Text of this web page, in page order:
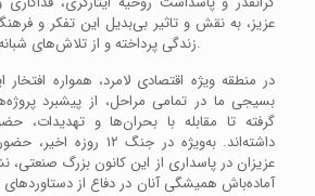
عزیز، به نقش و تاثیر بی‌بدیل این تفکر و
زندگی پرداخته و از تلاش‌های شبانه‌روزی آنان تقدیر نماییم.
در منطقه ویژه اقتصادی لامرد، همواره افتخار
بسیجی ما در تمامی مراحل، از پیشبرد
گرفته تا مقابله با بحران‌ها و تهدیدات،
داشته‌اند. به‌ویژه در جنگ
عزیزان در پاسداری از این کانون بزرگ
آماده‌باش همیشگی آنان در دفاع از دستاوردهای